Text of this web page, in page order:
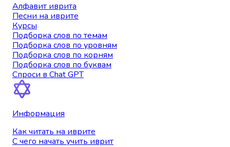
Алфавит иврита
Песни на иврите
Курсы
Подборка слов по темам
Подборка слов по уровням
Подборка слов по корням
Подборка слов по буквам
Спроси в Chat GPT
Информация
Как читать на иврите
С чего начать учить иврит